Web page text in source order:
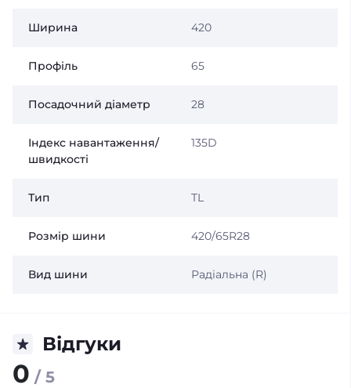
Ширина 420
Профіль 65
Посадочний діаметр 28
Індекс навантаження/
швидкості
135D
Тип TL
Розмір шини 420/65R28
Вид шини Радіальна (R)
Відгуки
0 / 5